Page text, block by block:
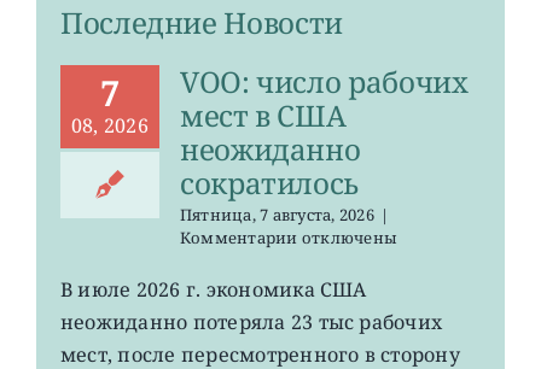
Последние Новости
7
08, 2026
VOO: число рабочих
мест в США
неожиданно
сократилось
Пятница, 7 августа, 2026 |
Комментариик
VOO:
рабочих
мест
отключены
В июле 2026 г. экономика США
неожиданно потеряла 23 тыс рабочих
мест, после пересмотренного в сторону